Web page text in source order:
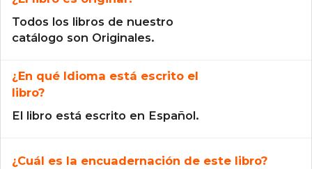
Todos los libros de nuestro
catálogo son Originales.
¿En qué Idioma está escrito el
libro?
El libro está escrito en Español.
¿Cuál es la encuadernación de este libro?